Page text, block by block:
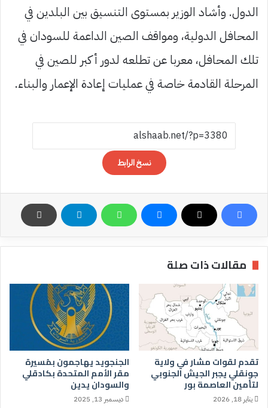
الدول. وأشاد الوزير بمستوى التنسيق بين البلدين في
المحافل الدولية، ومواقف الصين الداعمة للسودان في
تلك المحافل، معربا عن تطلعه لدور أكبر للصين في
المرحلة القادمة خاصة في عمليات إعادة الإعمار والبناء.
نسخ الرابط
مقالات ذات صلة
تقدم لقوات مشار في ولاية
جونقلي يجبر الجيش الجنوبي
لتأمين العاصمة بور
يناير 18, 2026
الجنجويد يهاجمون بمُسيرة
مقر الأمم المتحدة بكادقلي
والسودان يدين
ديسمبر 13, 2025